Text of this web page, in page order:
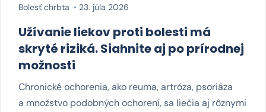
Bolesť chrbta 23. júla 2026
Užívanie liekov proti bolesti má
skryté riziká. Siahnite aj po prírodnej
možnosti
Chronické ochorenia, ako reuma, artróza, psoriáza
a množstvo podobných ochorení, sa liečia aj rôznymi